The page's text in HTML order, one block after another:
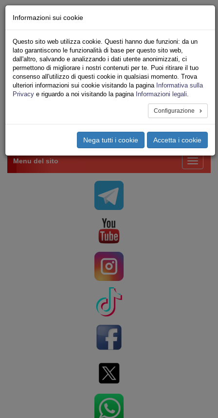
Iscriviti Online
Ricerca
Area Stampa
Privacy
VV.F.
UNIONE SINDACALE DI BASE SETTORE VIGILI
Toggle
Menu del sito
Informazioni sui cookie
Questo sito web utilizza cookie. Questi hanno due funzioni: da un
lato garantiscono le funzionalità di base per questo sito web,
dall'altro, salvando e analizzando i dati utente anonimizzati, ci
permettono di migliorare i nostri contenuti per te. Puoi ritirare il tuo
consenso all'utilizzo di questi cookie in qualsiasi momento. Trova
ulteriori informazioni sui cookie visitando la pagina Informativa sulla
Privacy e riguardo a noi visitando la pagina Informazioni legali.
Configurazione
Nega tutti i cookie Accetta i cookie